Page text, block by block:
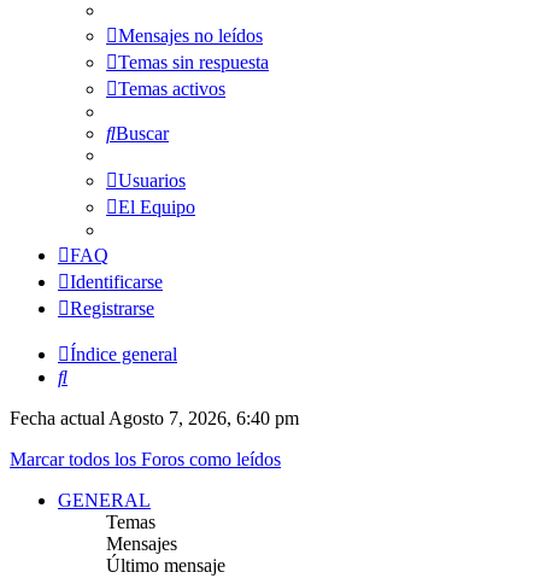
Mensajes no leídos
Temas sin respuesta
Temas activos
Buscar
Usuarios
El Equipo
FAQ
Identificarse
Registrarse
Índice general
Buscar
Fecha actual Agosto 7, 2026, 6:40 pm
Marcar todos los Foros como leídos
GENERAL
Temas
Mensajes
Último mensaje